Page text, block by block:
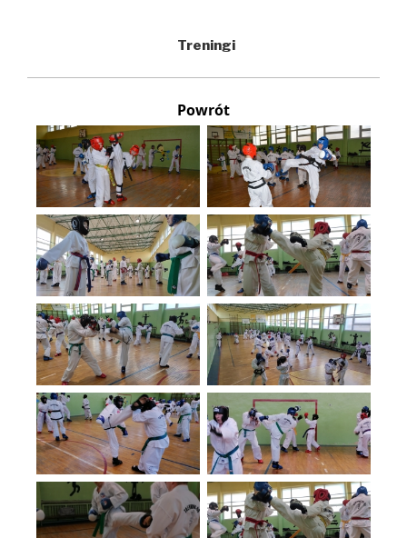
Treningi
Powrót